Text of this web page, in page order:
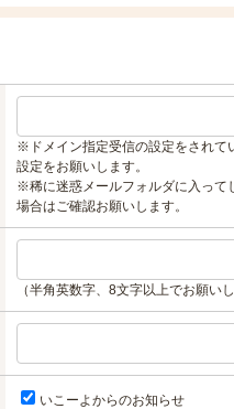
※ドメイン指定受信の設定をされて
設定をお願いします。
※稀に迷惑メールフォルダに入って
場合はご確認お願いします。
（半角英数字、8文字以上でお願いし
いこーよからのお知らせ